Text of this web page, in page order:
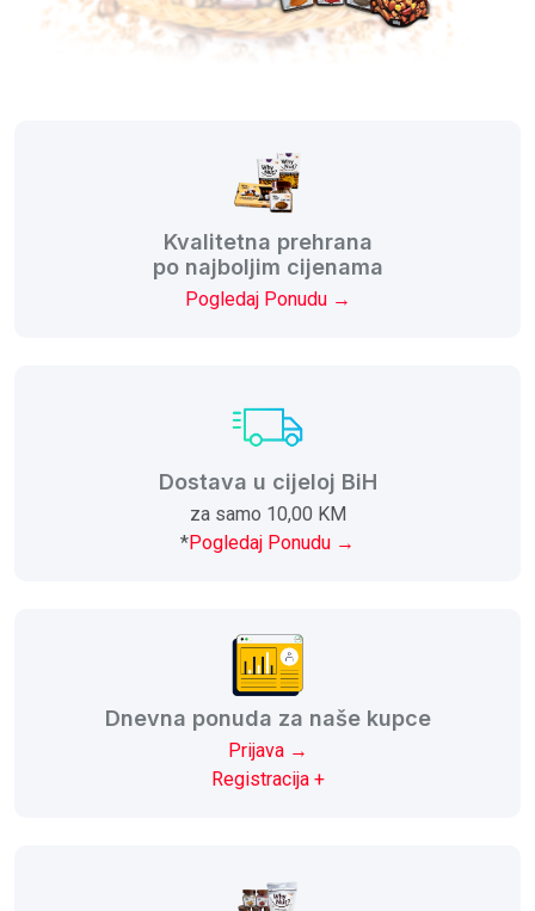
Kvalitetna prehrana
po najboljim cijenama
Pogledaj Ponudu →
Dostava u cijeloj BiH
za samo 10,00 KM
*Pogledaj Ponudu →
Dnevna ponuda za naše kupce
Prijava →
Registracija +